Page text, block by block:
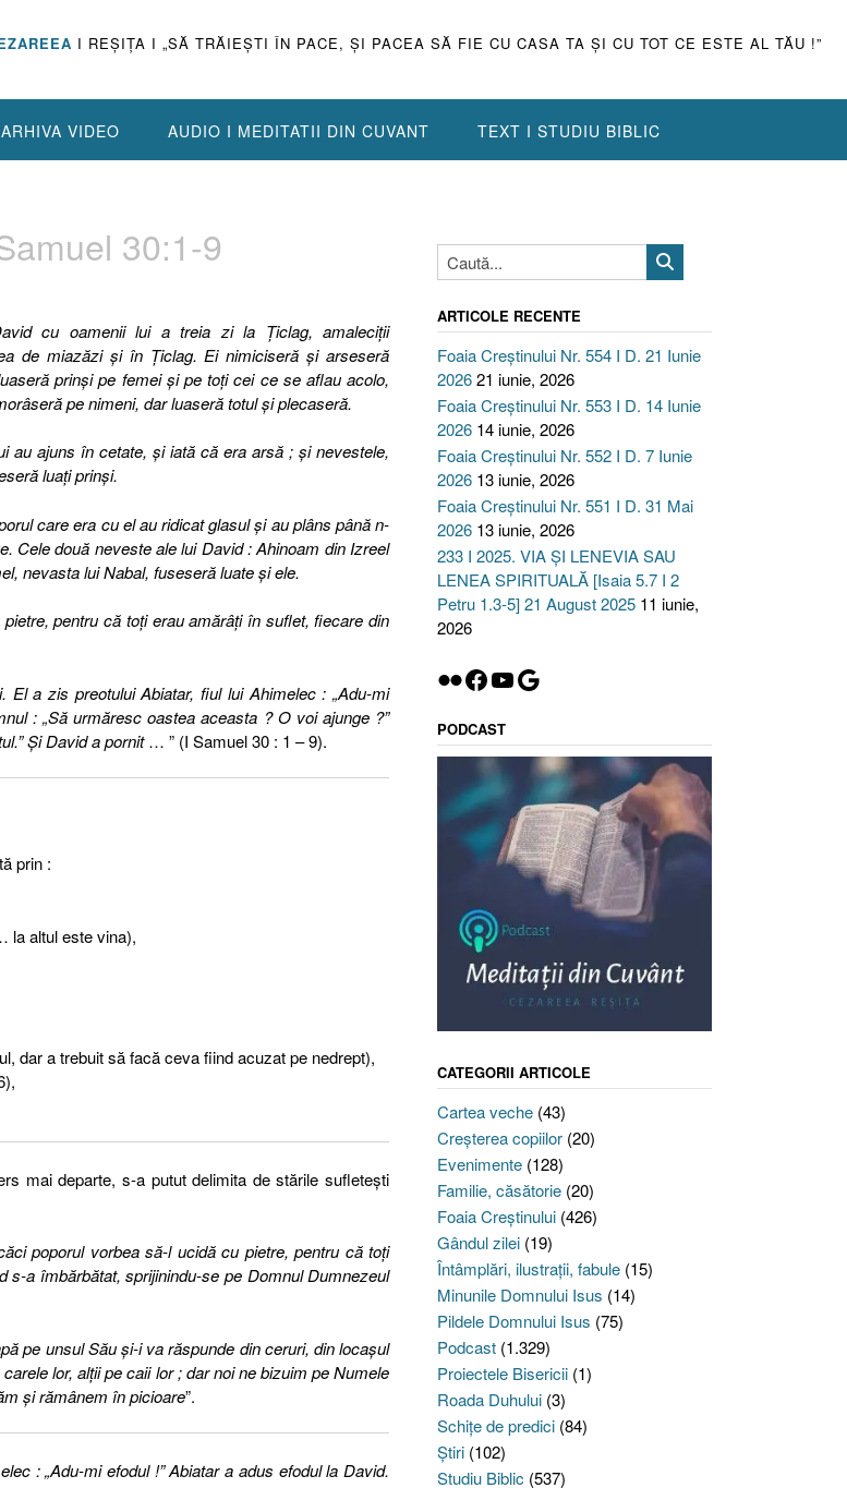
I REŞIŢA I „SĂ TRĂIEŞTI ÎN PACE, ŞI PACEA SĂ FIE CU CASA TA ŞI CU TOT CE ESTE AL TĂU !”
ARHIVA VIDEO AUDIO I MEDITATII DIN CUVANT TEXT I STUDIU BIBLIC
30:1-9
cu oamenii lui a treia zi la Ţiclag, amaleciţii
de miazăzi şi în Ţiclag. Ei nimiciseră şi arseseră
prinşi pe femei şi pe toţi cei ce se aflau acolo,
pe nimeni, dar luaseră totul şi plecaseră.
au ajuns în cetate, şi iată că era arsă ; şi nevestele,
luaţi prinşi.
care era cu el au ridicat glasul şi au plâns până n-
Cele două neveste ale lui David : Ahinoam din Izreel
nevasta lui Nabal, fuseseră luate şi ele.
pentru că toţi erau amărâţi în suflet, fiecare din
a zis preotului Abiatar, fiul lui Ahimelec : „Adu-mi
: „Să urmăresc oastea aceasta ? O voi ajunge ?”
Şi David a pornit… ” (I Samuel 30 : 1 – 9).
prin :
la altul este vina),
dar a trebuit să facă ceva fiind acuzat pe nedrept),
mai departe, s-a putut delimita de stările sufleteşti
poporul vorbea să-l ucidă cu pietre, pentru că toţi
s-a îmbărbătat, sprijinindu-se pe Domnul Dumnezeul
pe unsul Său şi-i va răspunde din ceruri, din locaşul
lor, alţii pe caii lor ; darnoi ne bizuim pe Numele
şi rămânem în picioare”.
: „Adu-mi efodul !” Abiatar a adus efodul la David.
ARTICOLE RECENTE
Foaia Creștinului Nr. 554 I D. 21 Iunie
202621 iunie, 2026
Foaia Creștinului Nr. 553 I D. 14 Iunie
2026 14 iunie, 2026
Foaia Creștinului Nr. 552 I D. 7 Iunie
2026 13 iunie, 2026
Foaia Creștinului Nr. 551 I D. 31 Mai
2026 13 iunie, 2026
233 I 2025. VIA ȘI LENEVIA SAU
LENEA SPIRITUALĂ [Isaia 5.7 I 2
Petru 1.3-5] 21 August 2025 11 iunie,
2026
Flickr
Facebook
YouTube
Google
PODCAST
CATEGORII ARTICOLE
Cartea veche(43)
Creşterea copiilor(20)
Evenimente(128)
Familie, căsătorie(20)
Foaia Creştinului(426)
Gândul zilei(19)
Întâmplări, ilustraţii, fabule(15)
Minunile Domnului Isus (14)
Pildele Domnului Isus (75)
Podcast(1.329)
Proiectele Bisericii(1)
Roada Duhului(3)
Schiţe de predici(84)
Ştiri(102)
Studiu Biblic (537)